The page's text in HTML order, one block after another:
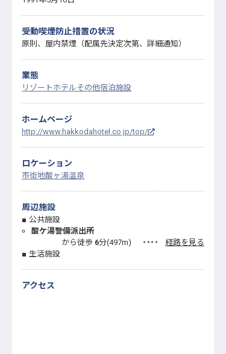
受動喫煙防止措置の状況
原則、屋内禁煙（配属先決定次第、詳細通知）
業態
リゾートホテルその他宿泊施設
ホームページ
http://www.hakkodahotel.co.jp/top/
ロケーション
市街地酸ヶ湯温泉
周辺施設
公共施設
酸ケ湯警備派出所
から徒歩 6分(497m) ・・・・
経路を見る
生活施設
アクセス